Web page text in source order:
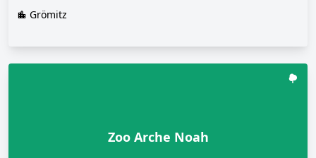
Grömitz
Zoo Arche Noah